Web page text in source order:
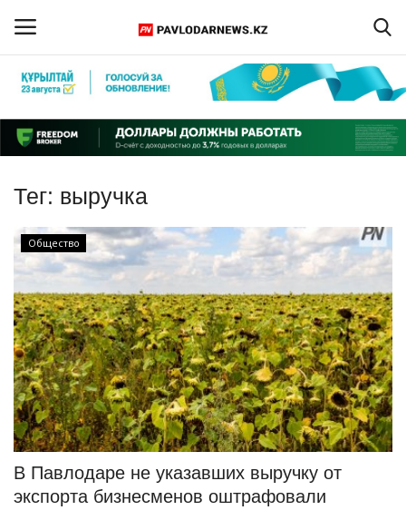
Регистрация
Главная
Обратная связь
ПАВЛОДАРСКАЯ ОБЛАСТЬ
КАЗАХСТАН
МИР
СПЕЦПРОЕКТЫ
СПОРТ
Чек-лист
Тег: выручка
Общество
В Павлодаре не указавших выручку от
экспорта бизнесменов оштрафовали